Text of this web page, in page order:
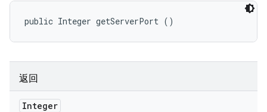
public Integer getServerPort ()
返回
Integer